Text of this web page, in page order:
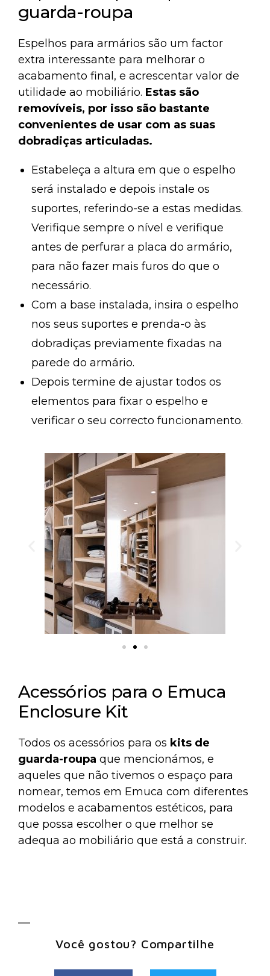
guarda-roupa
Espelhos para armários são um factor
extra interessante para melhorar o
acabamento final, e acrescentar valor de
utilidade ao mobiliário. Estas são
removíveis, por isso são bastante
convenientes de usar com as suas
dobradiças articuladas.
Estabeleça a altura em que o espelho
será instalado e depois instale os
suportes, referindo-se a estas medidas.
Verifique sempre o nível e verifique
antes de perfurar a placa do armário,
para não fazer mais furos do que o
necessário.
Com a base instalada, insira o espelho
nos seus suportes e prenda-o às
dobradiças previamente fixadas na
parede do armário.
Depois termine de ajustar todos os
elementos para fixar o espelho e
verificar o seu correcto funcionamento.
Acessórios para o Emuca
Enclosure Kit
Todos os acessórios para os kits de
guarda-roupa que mencionámos, e
aqueles que não tivemos o espaço para
nomear, temos em Emuca com diferentes
modelos e acabamentos estéticos, para
que possa escolher o que melhor se
adequa ao mobiliário que está a construir.
Você gostou? Compartilhe